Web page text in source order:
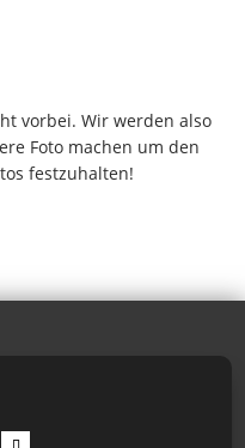
vorbei. Wir werden also
Foto machen um den
festzuhalten!